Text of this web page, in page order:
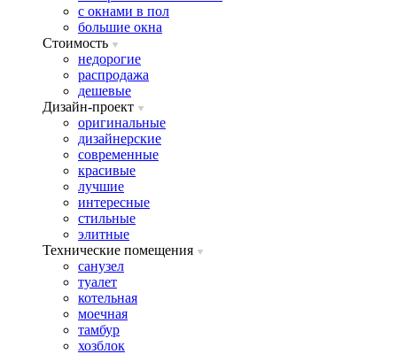
с окнами в пол
большие окна
Стоимость
недорогие
распродажа
дешевые
Дизайн-проект
оригинальные
дизайнерские
современные
красивые
лучшие
интересные
стильные
элитные
Технические помещения
санузел
туалет
котельная
моечная
тамбур
хозблок